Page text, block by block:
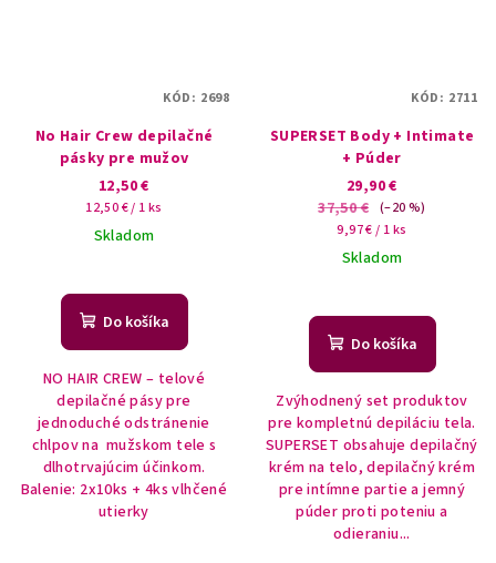
No Hair Crew depilačné
pásky pre mužov
12,50 €
Jednotková
cena:
12,50 € / 1 ks
Skladom
Do košíka
NO HAIR CREW – telové
depilačné pásy pre
jednoduché odstránenie
chlpov na mužskom tele s
dlhotrvajúcim účinkom.
Balenie: 2x10ks + 4ks vlhčené
utierky
KÓD: 2698
SUPERSET Body + Intimate
+ Púder
29,90 €
37,50 € (–20 %)
Jednotková
cena:
9,97 € / 1 ks
Skladom
Do košíka
Zvýhodnený set produktov
pre kompletnú depiláciu tela.
SUPERSET obsahuje depilačný
krém na telo, depilačný krém
pre intímne partie a jemný
púder proti poteniu a
odieraniu...
KÓD: 2711